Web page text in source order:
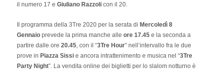
il numero 17 e Giuliano Razzolicon il 20.
Il programma della 3Tre 2020 per la serata di Mercoledì 8
Gennaioprevede la prima manche alle ore 17.45e la seconda a
partire dalle ore 20.45, con il “3Tre Hour” nell’intervallo fra le due
prove in Piazza Sissie ancora intrattenimento e musica nel “3Tre
Party Night”. La vendita online dei biglietti per lo slalom notturno è